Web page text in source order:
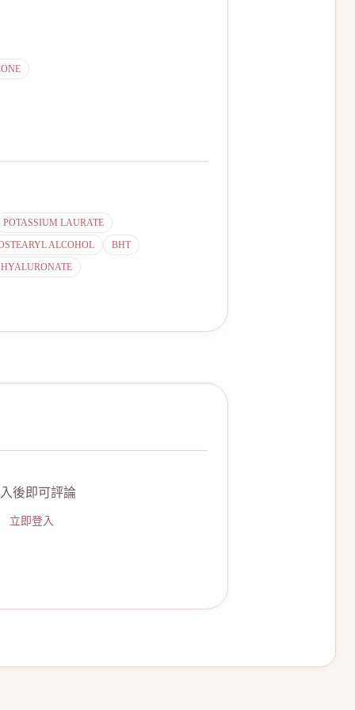
POTASSIUM LAURATE
ALCOHOL
BHT
後即可評論
立即登入